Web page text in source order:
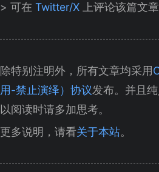
> 可在 Twitter/X 上评论该篇文
除特别注明外，所有文章均采用
用-禁止演绎）协议发布。并且
以阅读时请多加思考。
更多说明，请看关于本站。